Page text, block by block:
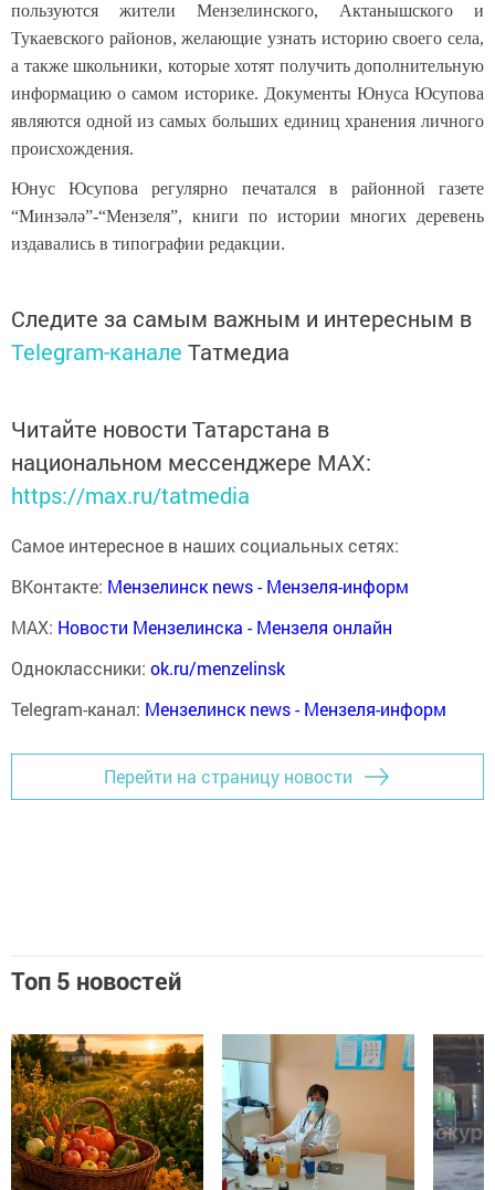
пользуются жители Мензелинского, Актанышского и
Тукаевского районов, желающие узнать историю своего села,
а также школьники, которые хотят получить дополнительную
информацию о самом историке. Документы Юнуса Юсупова
являются одной из самых больших единиц хранения личного
происхождения.
Юнус Юсупова регулярно печатался в районной газете
“Минзәлә”-“Мензеля”, книги по истории многих деревень
издавались в типографии редакции.
Следите за самым важным и интересным в
Telegram-канале Татмедиа
Читайте новости Татарстана в
национальном мессенджере MАХ:
https://max.ru/tatmedia
Самое интересное в наших социальных сетях:
ВКонтакте: Мензелинск news - Мензеля-информ
MAX: Новости Мензелинска - Мензеля онлайн
Одноклассники: ok.ru/menzelinsk
Telegram-канал: Мензелинск news - Мензеля-информ
Перейти на страницу новости
Топ 5 новостей